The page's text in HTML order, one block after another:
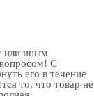
или иным
С
его в течение
то, что товар не